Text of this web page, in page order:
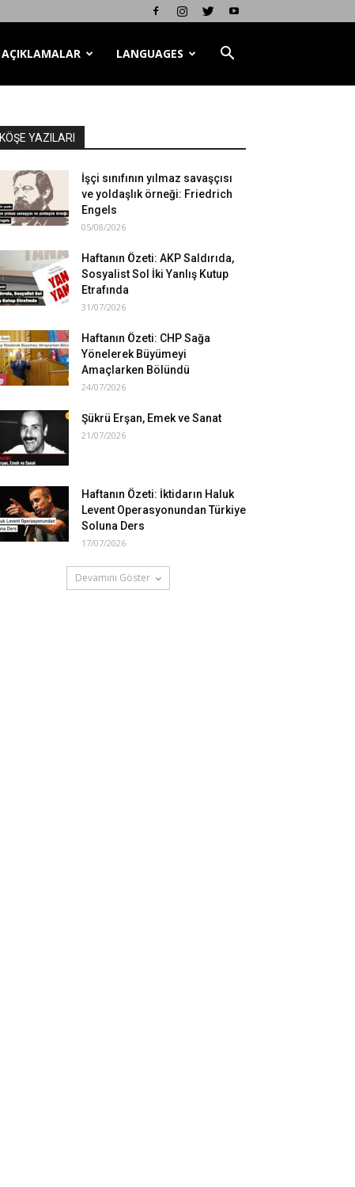
AÇIKLAMALAR LANGUAGES
KÖŞE YAZILARI
İşçi sınıfının yılmaz savaşçısı
ve yoldaşlık örneği: Friedrich
Engels
05/08/2026
Haftanın Özeti: AKP Saldırıda,
Sosyalist Sol İki Yanlış Kutup
Etrafında
31/07/2026
Haftanın Özeti: CHP Sağa
Yönelerek Büyümeyi
Amaçlarken Bölündü
24/07/2026
Şükrü Erşan, Emek ve Sanat
21/07/2026
Haftanın Özeti: İktidarın Haluk
Levent Operasyonundan Türkiye
Soluna Ders
17/07/2026
Devamını Göster